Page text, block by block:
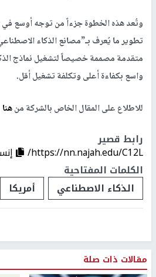
وتُعد هذه الخطوة جزءاً من توجه أوسع في
تطوير ما يُعرف بـ”مصانع الذكاء
متقدمة مصممة خصيصاً لتشغيل نماذج
واسع بكفاءة أعلى وتكلفة تشغيل أقل.
للاطلاع على المقال الخاص بالشركة منهنا
رابط قصير
https://nn.najah.edu/C12L/
الكلمات المفتاحية
الذكاء الاصطناعي
أمريكا
مقالات ذات صلة